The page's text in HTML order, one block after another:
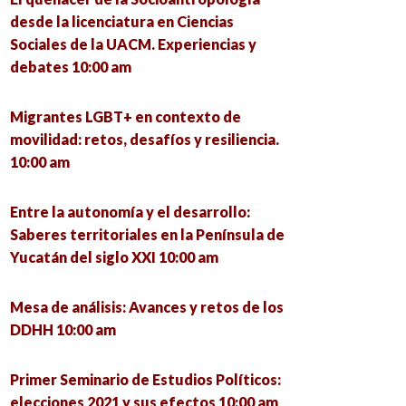
Públicas y Problemáticas Sociales
la Comarca Lagunera 11:15 am
11:30 am
secuelas del Covid-19 en el comercio en
en personas mayores y servicios
salud 12:00 pm
y políticas públicas 12:00
en adultos jóvenes y
am
reto de la vivienda en la nueva
10:00 am
sociales en tiempos de pandemia
de información fidedigna o
de información? 10:00 am
Comité Estatal AMECIP en la Ciudad de
presenta el libro Políticas Públicas
Estratégico para América Latina
pensiones: entre el diseño, la política y
desde la licenciatura en Ciencias
Sociales de la UACM. Experiencias y
debates 10:00 am
Migrantes LGBT+ en contexto de
movilidad: retos, desafíos y resiliencia.
10:00 am
Entre la autonomía y el desarrollo:
Saberes territoriales en la Península de
Yucatán del siglo XXI 10:00 am
Mesa de análisis: Avances y retos de los
DDHH 10:00 am
Primer Seminario de Estudios Políticos:
elecciones 2021 y sus efectos 10:00 am